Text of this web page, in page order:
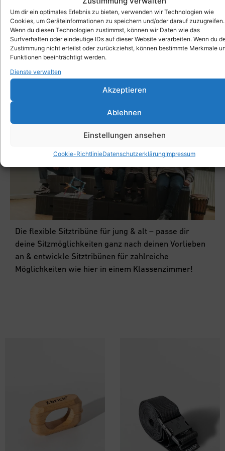
Um dir ein optimales Erlebnis zu bieten, verwenden wir Technologien wie
Cookies, um Geräteinformationen zu speichern und/oder darauf zuzugreifen.
Wenn du diesen Technologien zustimmst, können wir Daten wie das
Surfverhalten oder eindeutige IDs auf dieser Website verarbeiten. Wenn du
Zustimmung nicht erteilst oder zurückziehst, können bestimmte Merkmale
Funktionen beeinträchtigt werden.
Dienste verwalten
Akzeptieren
Ablehnen
Einstellungen ansehen
Cookie-RichtlinieDatenschutzerklärungImpressum
Focus Open 2018 mit Gold prämiert. Als
idealen Kick-Start haben wir für dich unser
New Work Setzusammengestellt.
Die flexible Sitztribüne für jung & alt – passe dir
deine Sitzmöglichkeiten ganz nach deinen Vorlieben
an & entwickle Sitztribünen für zahlreiche
Möglichkeiten wie hier in einem Klassenzimmer!